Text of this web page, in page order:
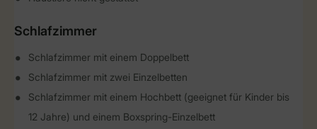
Schlafzimmer
Schlafzimmer mit einem Doppelbett
Schlafzimmer mit zwei Einzelbetten
Schlafzimmer mit einem Hochbett (geeignet für Kinder bis
12 Jahre) und einem Boxspring-Einzelbett